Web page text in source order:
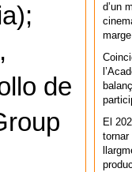
de
d’un
El